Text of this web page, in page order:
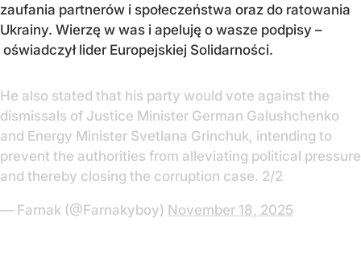
zaufania partnerów i społeczeństwa oraz do ratowania
Ukrainy. Wierzę w was i apeluję o wasze podpisy –
oświadczył lider Europejskiej Solidarności.
He also stated that his party would vote against the
dismissals of Justice Minister German Galushchenko
and Energy Minister Svetlana Grinchuk, intending to
prevent the authorities from alleviating political pressure
and thereby closing the corruption case. 2/2
— Farnak (@Farnakyboy) November 18, 2025